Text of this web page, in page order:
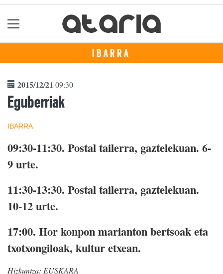
IBARRA
2015/12/21 09:30
Eguberriak
IBARRA
09:30-11:30. Postal tailerra, gaztelekuan. 6-
9 urte.
11:30-13:30. Postal tailerra, gaztelekuan.
10-12 urte.
17:00. Hor konpon marianton bertsoak eta
txotxongiloak, kultur etxean.
Hizkuntza: EUSKARA